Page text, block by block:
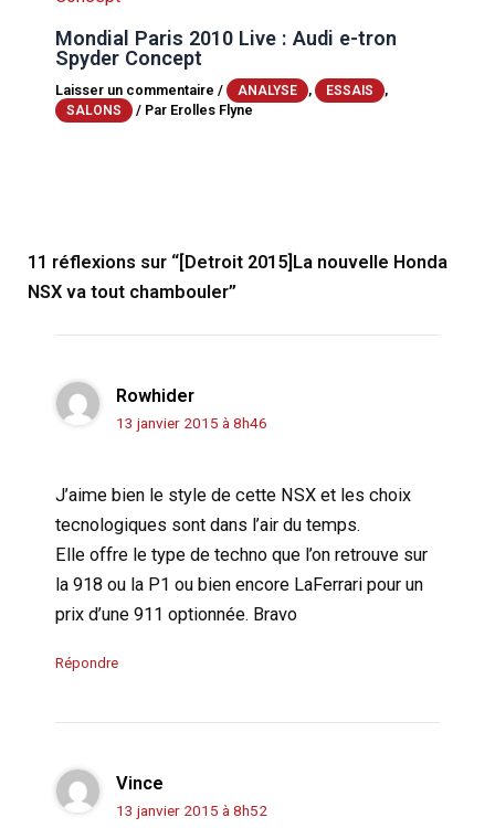
Mondial Paris 2010 Live : Audi e-tron
Spyder Concept
Laisser un commentaire / ANALYSE , ESSAIS ,
SALONS / Par Erolles Flyne
11 réflexions sur “[Detroit 2015]La nouvelle Honda
NSX va tout chambouler”
Rowhider
13 janvier 2015 à 8h46
J’aime bien le style de cette NSX et les choix
tecnologiques sont dans l’air du temps.
Elle offre le type de techno que l’on retrouve sur
la 918 ou la P1 ou bien encore LaFerrari pour un
prix d’une 911 optionnée. Bravo
Répondre
Vince
13 janvier 2015 à 8h52